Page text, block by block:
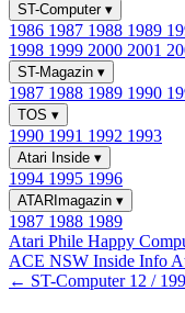
ST-Computer ▾
1986 1987 1988 1989
1998 1999 2000 2001
ST-Magazin ▾
1987 1988 1989 1990
TOS ▾
1990 1991 1992 1993
Atari Inside ▾
1994 1995 1996
ATARImagazin ▾
1987 1988 1989
Atari Phile Happy
ACE NSW Inside Info
← ST-Computer 12 /